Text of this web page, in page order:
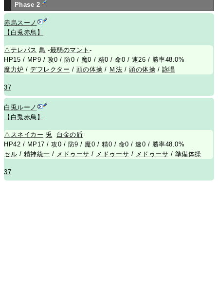
Phase 2
赤烏スーノ
【白兎赤烏】
△ テレパス 鳥 -最弱のマント -
HP15 / MP9 / 攻0 / 防0 / 魔0 / 精0 / 命0 / 速26 / 勝率48.0%
魔力炉 /デフレクター / 頭の体操 / Ｍ法 /頭の体操 / 詠唱
37
白兎ルーノ
【白兎赤烏】
△ スネイカー 兎 -白金の盾-
HP42 / MP17 / 攻0 / 防9 / 魔0 / 精0 / 命0 / 速0 / 勝率48.0%
セル / 精神統一 / メドゥーサ / メドゥーサ / メドゥーサ / 準備体操
37